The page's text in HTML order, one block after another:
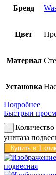
Бренд
Цвет
Материал
Установка
Подробнее
Быстрый
унитаза
Купить в 1 клик